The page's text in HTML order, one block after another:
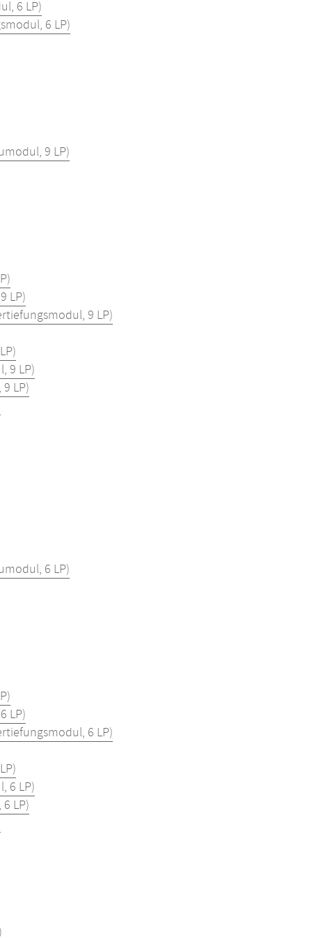
6 LP)
6 LP)
9 LP)
LP)
9 LP)
9 LP)
LP)
6 LP)
LP)
6 LP)
6 LP)
LP)